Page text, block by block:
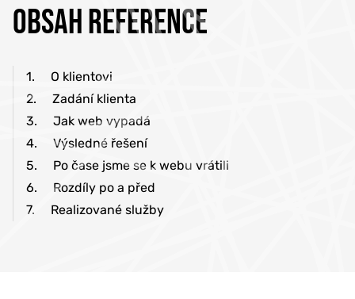
OBSAH REFERENCE
1.
O klientovi
2.
Zadání klienta
3.
Jak web vypadá
4.
Výsledné řešení
5.
Po čase jsme se k webu vrátili
6.
Rozdíly po a před
7.
Realizované služby